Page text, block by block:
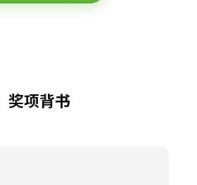
奖项背书